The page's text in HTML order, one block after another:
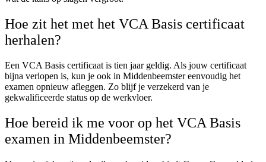
Hoe zit het met het VCA Basis certificaat
herhalen?
Een VCA Basis certificaat is tien jaar geldig. Als jouw certificaat
bijna verlopen is, kun je ook in Middenbeemster eenvoudig het
examen opnieuw afleggen. Zo blijf je verzekerd van je
gekwalificeerde status op de werkvloer.
Hoe bereid ik me voor op het VCA Basis
examen in Middenbeemster?